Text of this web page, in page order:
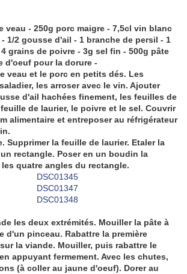
veau - 250g porc maigre - 7,5cl vin blanc
1/2 gousse d'ail - 1 branche de persil - 1
grains de poivre - 3g sel fin - 500g pâte
d'oeuf pour la dorure -
veau et le porc en petits dés. Les
les arroser avec le vin. Ajouter
d'ail hachées finement, les feuilles de
de laurier, le poivre et le sel. Couvrir
alimentaire et entreposer au réfrigérateur
Supprimer la feuille de laurier. Etaler la
rectangle. Poser en un boudin la
quatre angles du rectangle.
les deux extrémités. Mouiller la pâte à
d'un pinceau. Rabattre la première
la viande. Mouiller, puis rabattre le
appuyant fermement. Avec les chutes,
(à coller au jaune d'oeuf). Dorer au